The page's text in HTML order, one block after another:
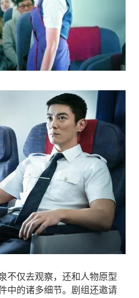
不仅去观察，还和人物原型
中的诸多细节。剧组还邀请